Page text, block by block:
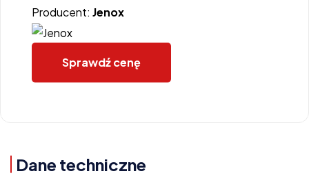
Producent: Jenox
Sprawdź cenę
Dane techniczne